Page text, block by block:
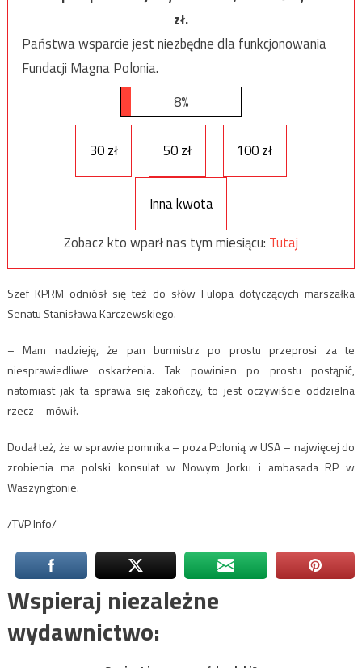
zł.
Państwa wsparcie jest niezbędne dla funkcjonowania
Fundacji Magna Polonia.
8%
30 zł 50 zł 100 zł
Inna kwota
Zobacz kto wparł nas tym miesiącu: Tutaj
Szef KPRM odniósł się też do słów Fulopa dotyczących marszałka
Senatu Stanisława Karczewskiego.
– Mam nadzieję, że pan burmistrz po prostu przeprosi za te
niesprawiedliwe oskarżenia. Tak powinien po prostu postąpić,
natomiast jak ta sprawa się zakończy, to jest oczywiście oddzielna
rzecz – mówił.
Dodał też, że w sprawie pomnika – poza Polonią w USA – najwięcej do
zrobienia ma polski konsulat w Nowym Jorku i ambasada RP w
Waszyngtonie.
/TVP Info/
Wspieraj niezależne
wydawnictwo: